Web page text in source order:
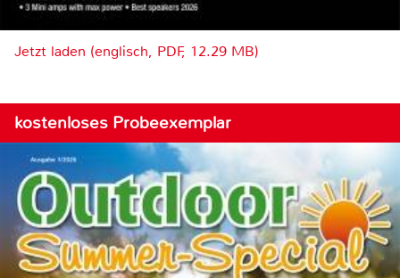
Jetzt laden (englisch, PDF, 12.29 MB)
kostenloses Probeexemplar